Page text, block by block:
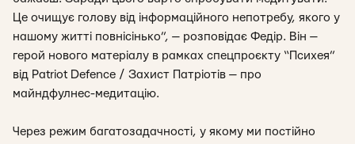
Це очищує голову від інформаційного непотребу, якого у
нашому житті повнісінько”, — розповідає Федір. Він —
герой нового матеріалу в рамках спецпроєкту “Психея”
від Patriot Defence / Захист Патріотів — про
майндфулнес-медитацію.
Через режим багатозадачності, у якому ми постійно